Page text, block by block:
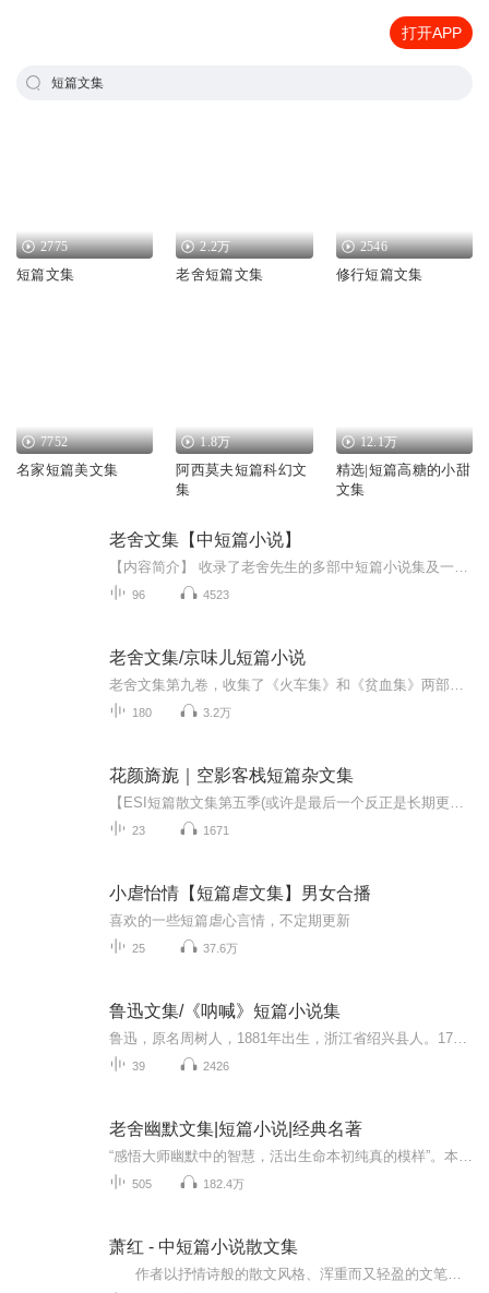
打开APP
短篇文集
2775
短篇文集
2.2万
老舍短篇文集
2546
修行短篇文集
7752
名家短篇美文集
1.8万
阿西莫夫短篇科幻文
集
12.1万
精选|短篇高糖的小甜
文集
老舍文集【中短篇小说】
96 4523
老舍文集/京味儿短篇小说
180 3.2万
花颜旖旎｜空影客栈短篇杂文集
23 1671
小虐怡情【短篇虐文集】男女合播
喜欢的一些短篇虐心言情，不定期更新
25 37.6万
鲁迅文集/《呐喊》短篇小说集
39 2426
老舍幽默文集|短篇小说|经典名著
505 182.4万
萧红 - 中短篇小说散文集